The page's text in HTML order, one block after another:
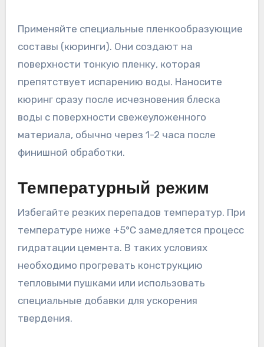
Применяйте специальные пленкообразующие
составы (кюринги). Они создают на
поверхности тонкую пленку, которая
препятствует испарению воды. Наносите
кюринг сразу после исчезновения блеска
воды с поверхности свежеуложенного
материала, обычно через 1-2 часа после
финишной обработки.
Температурный режим
Избегайте резких перепадов температур. При
температуре ниже +5°C замедляется процесс
гидратации цемента. В таких условиях
необходимо прогревать конструкцию
тепловыми пушками или использовать
специальные добавки для ускорения
твердения.